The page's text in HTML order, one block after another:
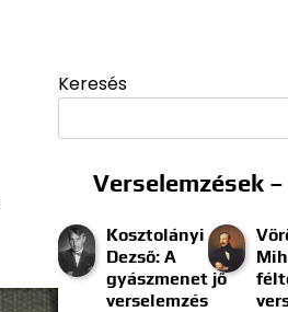
Keresés
Verselemzések
Kosztolányi
Dezső: A
gyászmenet jő
verselemzés